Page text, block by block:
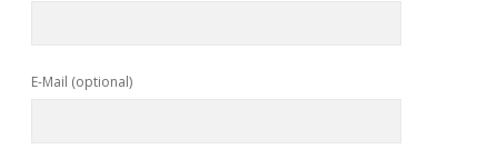
E-Mail (optional)